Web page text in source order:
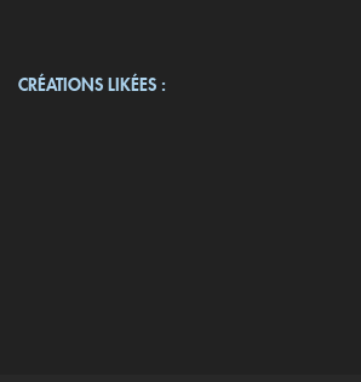
CRÉATIONS LIKÉES :